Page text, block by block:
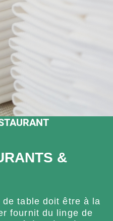
&
table doit être à la
fournit du linge de